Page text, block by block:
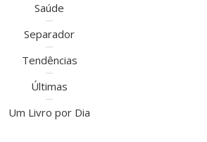
Saúde
Separador
Tendências
Últimas
Um Livro por Dia